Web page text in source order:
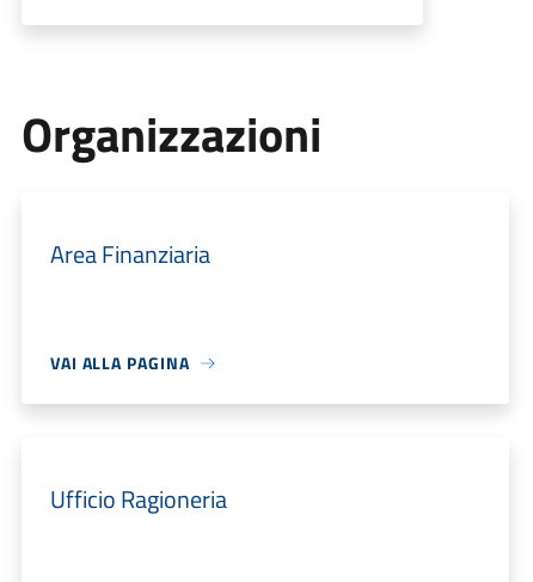
Organizzazioni
Area Finanziaria
VAI ALLA PAGINA
Ufficio Ragioneria